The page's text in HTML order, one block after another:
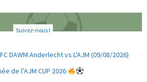
Suivez-nous !
DAWM Anderlecht vs L'AJM (09/08/2026)
de l’AJM CUP 2026